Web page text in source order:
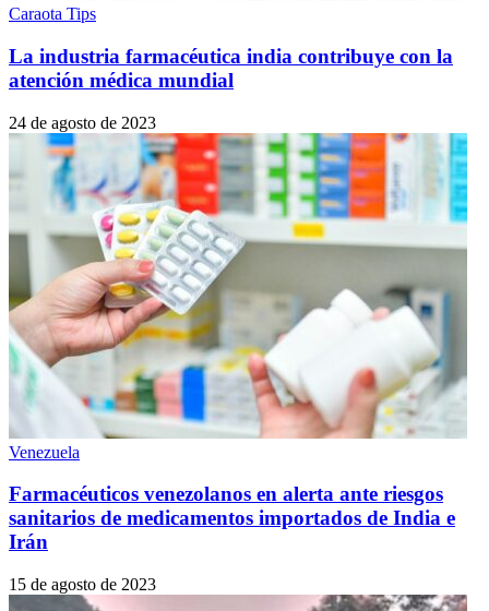
Caraota Tips
La industria farmacéutica india contribuye con la
atención médica mundial
24 de agosto de 2023
Venezuela
Farmacéuticos venezolanos en alerta ante riesgos
sanitarios de medicamentos importados de India e
Irán
15 de agosto de 2023